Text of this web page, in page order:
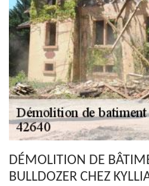
DÉMOLITION DE
BULLDOZER CHEZ